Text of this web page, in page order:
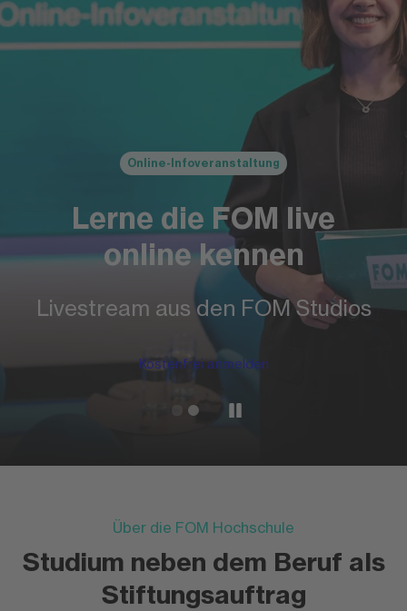
Online-Infoveranstaltung
Lerne die FOM live
online kennen
Livestream aus den FOM Studios
Kostenfrei anmelden
Über die FOM Hochschule
Studium neben dem Beruf als
Stiftungsauftrag